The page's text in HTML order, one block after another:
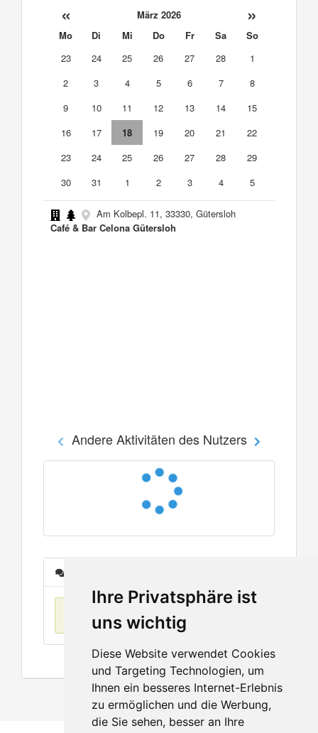
Ihre Privatsphäre ist
uns wichtig
Diese Website verwendet Cookies
und Targeting Technologien, um
Ihnen ein besseres Internet-Erlebnis
zu ermöglichen und die Werbung,
die Sie sehen, besser an Ihre
« März 2026 »
Mo Di Mi Do Fr Sa
So
23
24 25 26 27 28
1
2
3 4 5 6 7
8
9
10 11 12 13 14
15
16
17 18 19 20 21
22
23
24 25 26 27 28
29
30
31 1 2 3 4 5
Am Kolbepl. 11, 33330, Gütersloh
Café & Bar Celona Gütersloh
Andere Aktivitäten des Nutzers
Keine Einträge